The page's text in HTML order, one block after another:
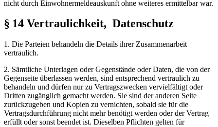
nicht durch Einwohnermeldeauskunft ohne weiteres ermittelbar war.
§ 14 Vertraulichkeit, Datenschutz
1. Die Parteien behandeln die Details ihrer Zusammenarbeit
vertraulich.
2. Sämtliche Unterlagen oder Gegenstände oder Daten, die von der
Gegenseite überlassen werden, sind entsprechend vertraulich zu
behandeln und dürfen nur zu Vertragszwecken vervielfältigt oder
Dritten zugänglich gemacht werden. Sie sind der anderen Seite
zurückzugeben und Kopien zu vernichten, sobald sie für die
Vertragsdurchführung nicht mehr benötigt werden oder der Vertrag
erfüllt oder sonst beendet ist. Dieselben Pflichten gelten für